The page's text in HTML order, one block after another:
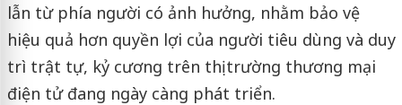
lẫn từ phía người có ảnh hưởng, nhằm bảo vệ
hiệu quả hơn quyền lợi của người tiêu dùng và duy
trì trật tự, kỷ cương trên thị trường thương mại
điện tử đang ngày càng phát triển.